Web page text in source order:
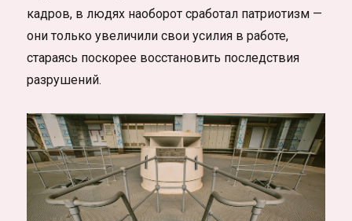
кадров, в людях наоборот сработал патриотизм —
они только увеличили свои усилия в работе,
стараясь поскорее восстановить последствия
разрушений.